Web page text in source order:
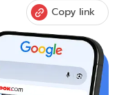
Copy link